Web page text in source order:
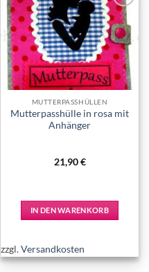
Add to
wishlist
MUTTERPASSHÜLLEN
Mutterpasshülle in rosa mit
Anhänger
21,90€
IN DEN WARENKORB
zzgl.Versandkosten